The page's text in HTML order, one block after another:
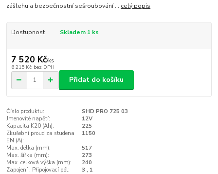
zášlehu a bezpečnostní sešroubování ... celý popis
Dostupnost Skladem 1 ks
7 520 Kč/ks
6 215 Kč bez DPH
Přidat do košíku
Číslo produktu:
SHD PRO 725 03
Jmenovité napětí:
12V
Kapacita K20 (Ah):
225
Zkušební proud za studena
EN (A):
1150
Max. délka (mm):
517
Max. šířka (mm):
273
Max. celková výška (mm):
240
Zapojení , Připojovací pól:
3 , 1